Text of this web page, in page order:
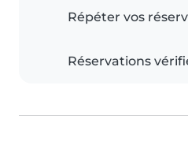
Répéter vos
Réservations